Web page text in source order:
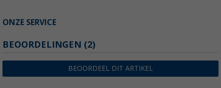
ONZE SERVICE
BEOORDELINGEN (2)
BEOORDEEL DIT ARTIKEL